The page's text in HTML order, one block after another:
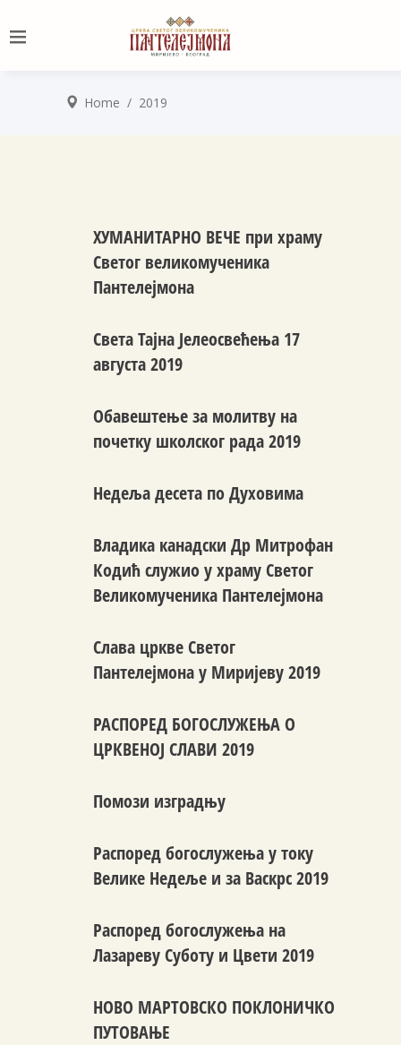
Home / 2019
ХУМАНИТАРНО ВЕЧЕ при храму
Светог великомученика
Пантелејмона
Светa Тајнa Јелеосвећења 17
августа 2019
Обавештење за молитву на
почетку школског рада 2019
Недеља десета по Духовима
Владика канадски Др Митрофан
Кодић служио у храму Светог
Великомученика Пантелејмона
Слава цркве Светог
Пантелејмона у Миријеву 2019
РАСПОРЕД БОГОСЛУЖЕЊА О
ЦРКВЕНОЈ СЛАВИ 2019
Помози изградњу
Распоред богослужења у току
Велике Недеље и за Васкрс 2019
Распоред богослужења на
Лазареву Суботу и Цвети 2019
НОВО МАРТОВСКО ПОКЛОНИЧКО
ПУТОВАЊЕ